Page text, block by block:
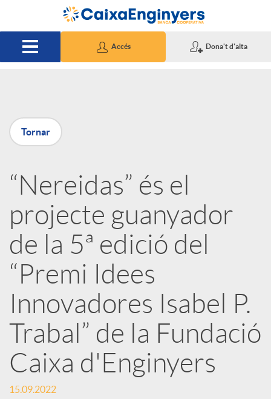
Salta al contingut principal
Accés Dona't d'alta
P
u
b
l
i
c
a
d
Tornar
“Nereidas” és el
projecte guanyador
de la 5ª edició del
“Premi Idees
Innovadores Isabel P.
Trabal” de la Fundació
Caixa d'Enginyers
15.09.2022